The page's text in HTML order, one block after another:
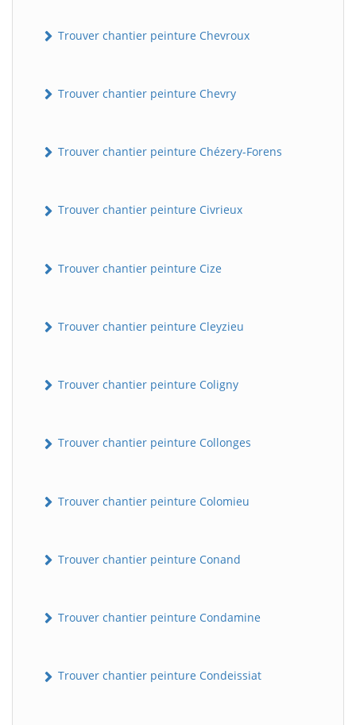
Trouver chantier peinture Chevroux
Trouver chantier peinture Chevry
Trouver chantier peinture Chézery-Forens
Trouver chantier peinture Civrieux
Trouver chantier peinture Cize
Trouver chantier peinture Cleyzieu
Trouver chantier peinture Coligny
Trouver chantier peinture Collonges
Trouver chantier peinture Colomieu
Trouver chantier peinture Conand
Trouver chantier peinture Condamine
Trouver chantier peinture Condeissiat